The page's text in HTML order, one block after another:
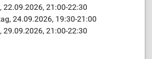
22.09.2026, 21:00-22:30
24.09.2026, 19:30-21:00
29.09.2026, 21:00-22:30